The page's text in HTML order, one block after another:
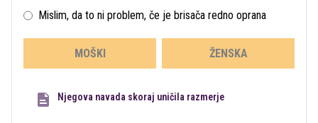
Mislim, da to ni problem, če je brisača redno oprana
MOŠKI ŽENSKA
Njegova navada skoraj uničila razmerje